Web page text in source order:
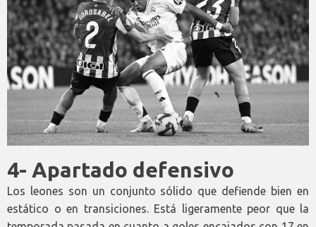
4- Apartado defensivo
Los leones son un conjunto sólido que defiende bien en
estático o en transiciones. Está ligeramente peor que la